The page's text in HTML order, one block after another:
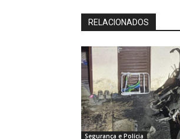
RELACIONADOS
Segurança e Polícia